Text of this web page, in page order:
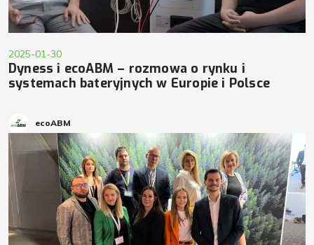
2025-01-30
Dyness i ecoABM – rozmowa o rynku i
systemach bateryjnych w Europie i Polsce
ecoABM